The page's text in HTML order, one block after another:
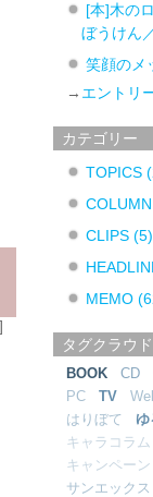
[本]木の
ぼうけん
笑顔のメ
→ エントリ
カテゴリー
TOPICS
CLIPS(5)
MEMO
タグクラウド
BOOK CD
PC
TV
はりぼて
ゆ
キャラコラム
キャンペーン
サンエックス